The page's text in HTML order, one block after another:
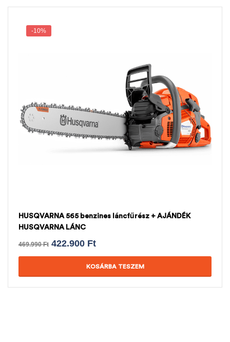
-10%
HUSQVARNA 565 benzines láncfűrész + AJÁNDÉK
HUSQVARNA LÁNC
469.990Ft 422.900 Ft
KOSÁRBA TESZEM